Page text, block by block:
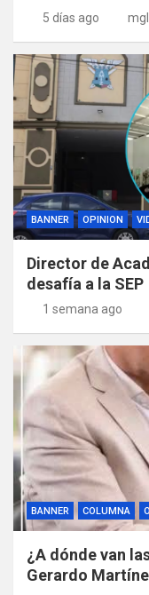
5 días ago
BANNER OPINION
Director de
desafía a la SEP
1 semana ago
BANNER COLUMNA
¿A dónde van
Gerardo